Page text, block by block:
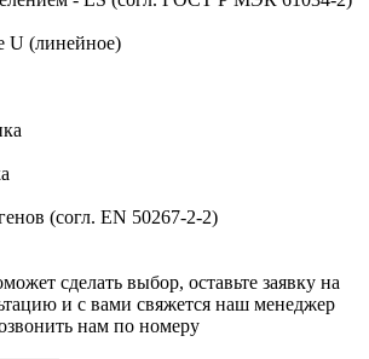
U (линейное)
(согл. EN 50267-2-2)
сделать выбор, оставьте заявку на
и с вами свяжется наш менеджер
нам по номеру